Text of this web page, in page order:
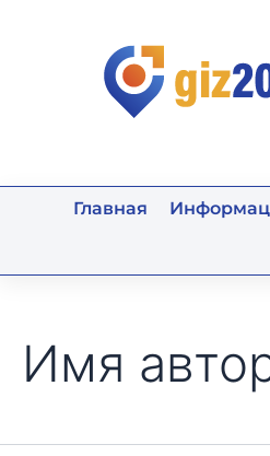
содержимому
Главная
Имя